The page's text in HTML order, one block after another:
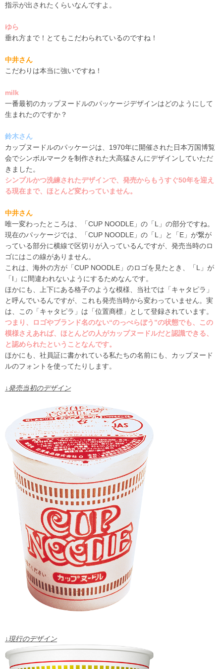
指示が出されたくらいなんですよ。
ゆら
垂れ方まで！とてもこだわられているのですね！
中井さん
こだわりは本当に強いですね！
milk
一番最初のカップヌードルのパッケージデザインはどのようにして
生まれたのですか？
鈴木さん
カップヌードルのパッケージは、 1970年に開催された日本万国博覧
会でシンボルマークを制作された大高猛さんにデザインしていただ
きました。
シンプルかつ洗練されたデザインで、発売からもうすぐ50年を迎え
る現在まで、ほとんど変わっていません。
中井さん
唯一変わったところは、「CUP NOODLE 」の「L
」の部分ですね。
現在のパッケージでは、「CUP NOODLE 」の「L 」と「E 」が繋が
っている部分に横線で区切りが入っているんですが、発売当時のロ
ゴにはこの線がありません。
これは、海外の方が「CUP NOODLE 」のロゴを見たとき、「L
」が
「I 」に間違われないようにするためなんです。
ほかにも、上下にある格子のような模様、当社では「キャタピラ」
と呼んでいるんですが、これも発売当時から変わっていません。実
は、この「キャタピラ」は「位置商標」として登録されています。
つまり、ロゴやブランド名のない“のっぺらぼう”の状態でも、この
模様さえあれば、ほとんどの人がカップヌードルだと認識できる、
と認められたということなんです。
ほかにも、社員証に書かれている私たちの名前にも、カップヌード
ルのフォントを使ってたりします。
↓発売当初のデザイン
↓現行のデザイン